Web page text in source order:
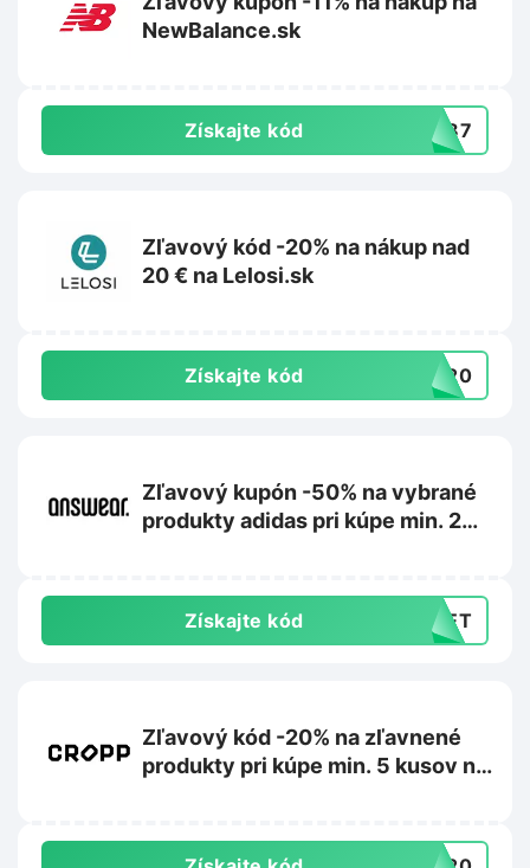
NewBalance.sk
Získajte kód PW87
Zľavový kód -20% na nákup nad
20 € na Lelosi.sk
Získajte kód RA20
Zľavový kupón -50% na vybrané
produkty adidas pri kúpe min. 2
Získajte kód CRET
Zľavový kód -20% na zľavnené
produkty pri kúpe min. 5 kusov na